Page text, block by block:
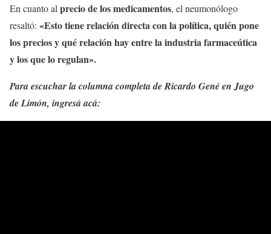
En cuanto al precio de los medicamentos, el neumonólogo
resaltó: «Esto tiene relación directa con la política, quién pone
los precios y qué relación hay entre la industria farmaceútica
y los que lo regulan».
Para escuchar la columna completa de Ricardo Gené en Jugo
de Limón, ingresá acá: